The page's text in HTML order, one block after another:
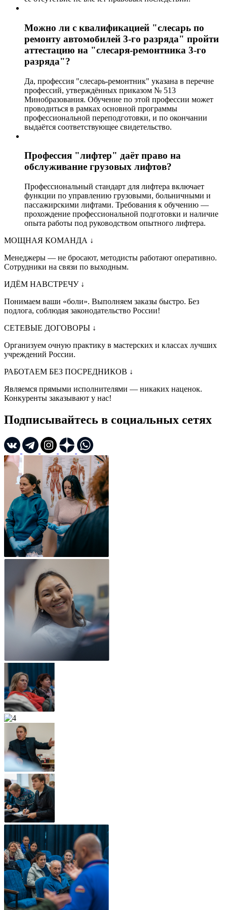
Можно ли с квалификацией "слесарь по
ремонту автомобилей 3-го разряда" пройти
аттестацию на "слесаря-ремонтника 3-го
разряда"?
Да, профессия "слесарь-ремонтник" указана в перечне
профессий, утверждённых приказом № 513
Минобразования. Обучение по этой профессии может
проводиться в рамках основной программы
профессиональной переподготовки, и по окончании
выдаётся соответствующее свидетельство.
Профессия "лифтер" даёт право на
обслуживание грузовых лифтов?
Профессиональный стандарт для лифтера включает
функции по управлению грузовыми, больничными и
пассажирскими лифтами. Требования к обучению —
прохождение профессиональной подготовки и наличие
опыта работы под руководством опытного лифтера.
МОЩНАЯ КОМАНДА ↓
Менеджеры — не бросают, методисты работают оперативно.
Сотрудники на связи по выходным.
ИДЁМ НАВСТРЕЧУ ↓
Понимаем ваши «боли». Выполняем заказы быстро. Без
подлога, соблюдая законодательство России!
СЕТЕВЫЕ ДОГОВОРЫ ↓
Организуем очную практику в мастерских и классах лучших
учреждений России.
РАБОТАЕМ БЕЗ ПОСРЕДНИКОВ ↓
Являемся прямыми исполнителями — никаких наценок.
Конкуренты заказывают у нас!
Подписывайтесь в социальных сетях